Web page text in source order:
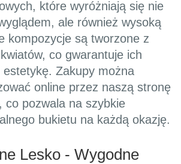
które wyróżniają się nie
ale również wysoką
kompozycje są tworzone z
co gwarantuje ich
estetykę. Zakupy można
online przez naszą stronę
co pozwala na szybkie
bukietu na każdą okazję.
Lesko - Wygodne